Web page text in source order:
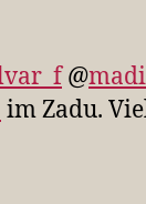
@
im Zadu.